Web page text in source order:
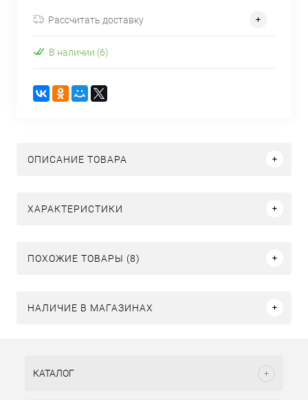
Рассчитать доставку
В наличии (6)
ОПИСАНИЕ ТОВАРА
ХАРАКТЕРИСТИКИ
ПОХОЖИЕ ТОВАРЫ (8)
НАЛИЧИЕ В МАГАЗИНАХ
КАТАЛОГ